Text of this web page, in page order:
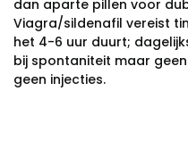
dan aparte pillen voor
Viagra/sildenafil vereist
het 4-6 uur duurt;
bij spontaniteit maar
geen injecties.